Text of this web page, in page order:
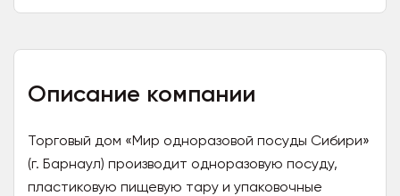
Описание компании
Торговый дом «Мир одноразовой посуды Сибири»
(г. Барнаул) производит одноразовую посуду,
пластиковую пищевую тару и упаковочные